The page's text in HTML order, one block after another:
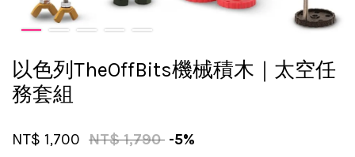
以色列TheOffBits機械積木｜太空任
務套組
NT$ 1,700 NT$ 1,790 -5%